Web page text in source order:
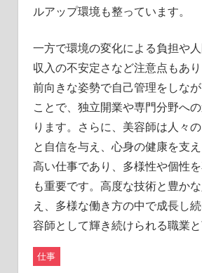
ルアップ環境も整っています。
一方で環境の変化による負担や人
収入の不安定さなど注意点もあり
前向きな姿勢で自己管理をしな
ことで、独立開業や専門分野へ
ります。さらに、美容師は人々
と自信を与え、心身の健康を支
高い仕事であり、多様性や個性
も重要です。高度な技術と豊か
え、多様な働き方の中で成長し
容師として輝き続けられる職業と
仕事